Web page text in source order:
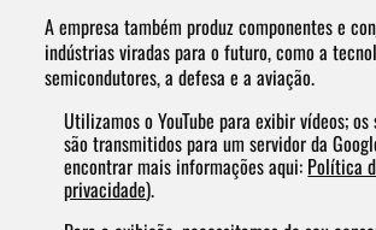
A empresa também produz componentes e
indústrias viradas para o futuro, como a
semicondutores, a defesa e a aviação.
Utilizamos o YouTube para exibir vídeos; os
são transmitidos para um servidor da
encontrar mais informações aqui: Política
privacidade).